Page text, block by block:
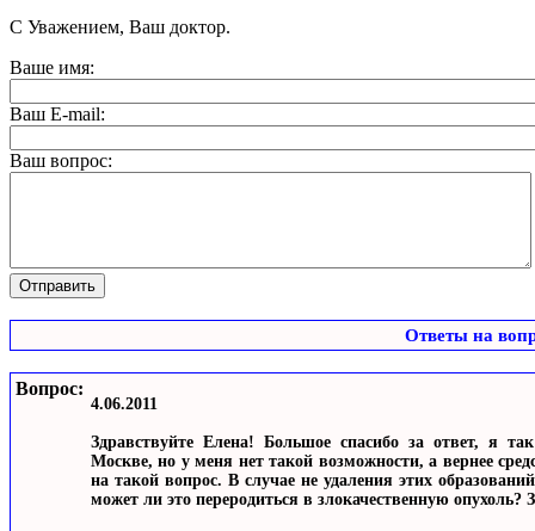
С Уважением, Ваш доктор.
Ваше имя:
Ваш E-mail:
Ваш вопрос:
Ответы на
Вопрос:
4.06.2011
Здравствуйте Елена! Большое спасибо за ответ, я
Москве, но у меня нет такой возможности, а вернее
на такой вопрос. В случае не удаления этих
может ли это переродиться в злокачественную опухоль?